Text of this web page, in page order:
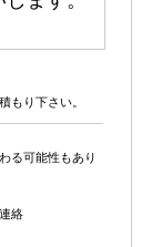
もり下さい。
る可能性もあり
絡